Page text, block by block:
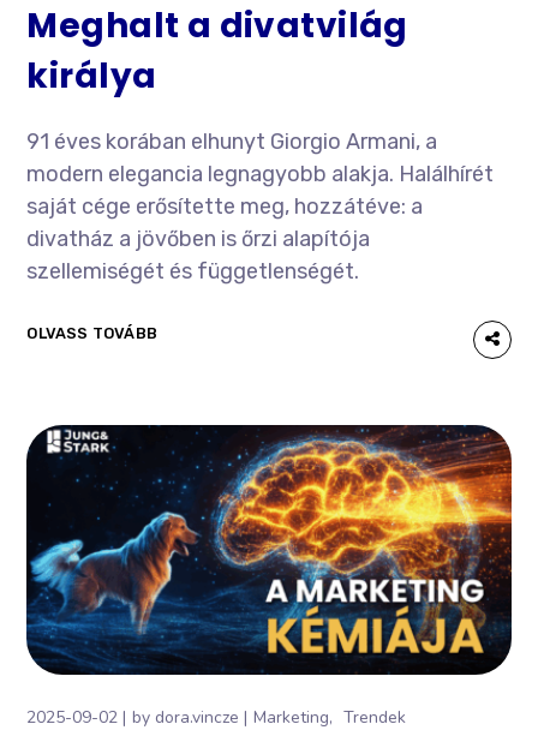
Meghalt a divatvilág
királya
91 éves korában elhunyt Giorgio Armani, a
modern elegancia legnagyobb alakja. Halálhírét
saját cége erősítette meg, hozzátéve: a
divatház a jövőben is őrzi alapítója
szellemiségét és függetlenségét.
OLVASS TOVÁBB
2025-09-02 by dora.vincze Marketing Trendek